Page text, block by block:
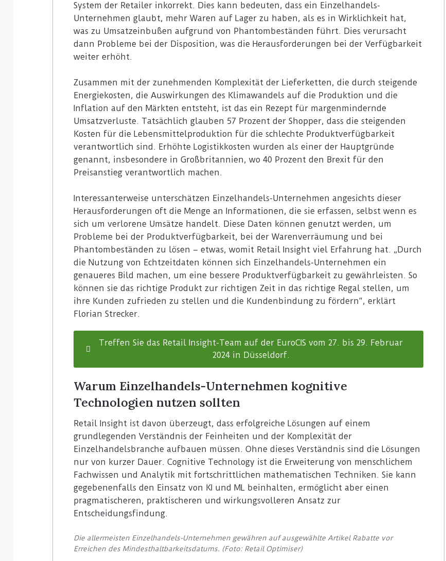
System der Retailer inkorrekt. Dies kann bedeuten, dass ein Einzelhandels-
Unternehmen glaubt, mehr Waren auf Lager zu haben, als es in Wirklichkeit hat,
was zu Umsatzeinbußen aufgrund von Phantombeständen führt. Dies verursacht
dann Probleme bei der Disposition, was die Herausforderungen bei der Verfügbarkeit
weiter erhöht.
Zusammen mit der zunehmenden Komplexität der Lieferketten, die durch steigende
Energiekosten, die Auswirkungen des Klimawandels auf die Produktion und die
Inflation auf den Märkten entsteht, ist das ein Rezept für margenmindernde
Umsatzverluste. Tatsächlich glauben 57 Prozent der Shopper, dass die steigenden
Kosten für die Lebensmittelproduktion für die schlechte Produktverfügbarkeit
verantwortlich sind. Erhöhte Logistikkosten wurden als einer der Hauptgründe
genannt, insbesondere in Großbritannien, wo 40 Prozent den Brexit für den
Preisanstieg verantwortlich machen.
Interessanterweise unterschätzen Einzelhandels-Unternehmen angesichts dieser
Herausforderungen oft die Menge an Informationen, die sie erfassen, selbst wenn es
sich um verlorene Umsätze handelt. Diese Daten können genutzt werden, um
Probleme bei der Produktverfügbarkeit, bei der Warenverräumung und bei
Phantombeständen zu lösen – etwas, womit Retail Insight viel Erfahrung hat. „Durch
die Nutzung von Echtzeitdaten können sich Einzelhandels-Unternehmen ein
genaueres Bild machen, um eine bessere Produktverfügbarkeit zu gewährleisten. So
können sie das richtige Produkt zur richtigen Zeit in das richtige Regal stellen, um
ihre Kunden zufrieden zu stellen und die Kundenbindung zu fördern“, erklärt
Florian Strecker.
Treffen Sie das Retail Insight-Team auf der EuroCIS vom 27. bis 29. Februar
2024 in Düsseldorf.
Warum Einzelhandels-Unternehmen kognitive
Technologien nutzen sollten
Retail Insight ist davon überzeugt, dass erfolgreiche Lösungen auf einem
grundlegenden Verständnis der Feinheiten und der Komplexität der
Einzelhandelsbranche aufbauen müssen. Ohne dieses Verständnis sind die Lösungen
nur von kurzer Dauer. Cognitive Technology ist die Erweiterung von menschlichem
Fachwissen und Analytik mit fortschrittlichen mathematischen Techniken. Sie kann
gegebenenfalls den Einsatz von KI und ML beinhalten, ermöglicht aber einen
pragmatischeren, praktischeren und wirkungsvolleren Ansatz zur
Entscheidungsfindung.
Die allermeisten Einzelhandels-Unternehmen gewähren auf ausgewählte Artikel Rabatte vor
Erreichen des Mindesthaltbarkeitsdatums. (Foto: Retail Optimiser)
29. Juli 2026
Rossmann Spanien setzt auf
Digital Signage von Bütema